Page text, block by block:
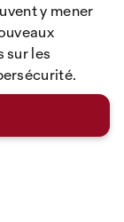
y mener
sur les